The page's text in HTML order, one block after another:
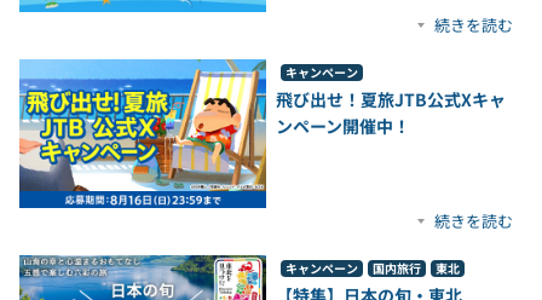
続きを読む
キャンペーン
飛び出せ！夏旅JTB公式Xキャ
ンペーン開催中！
続きを読む
キャンペーン 国内旅行 東北
【特集】日本の旬・東北